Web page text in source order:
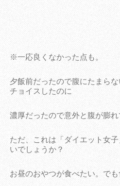
※一応良くなかった点も。
夕飯前だったので腹にたまら
チョイスしたのに
濃厚だったので意外と腹が膨れ
ただ、これは「ダイエット女
いでしょうか？
お昼のおやつが食べたい。でも